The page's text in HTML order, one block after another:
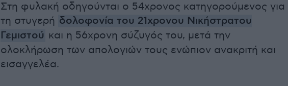
Στη φυλακή οδηγούνται ο 54χρονος κατηγορούμενος για
τη στυγερή δολοφονία του 21χρονου Νικήστρατου
Γεμιστού και η 56χρονη σύζυγός του, μετά την
ολοκλήρωση των απολογιών τους ενώπιον ανακριτή και
εισαγγελέα.